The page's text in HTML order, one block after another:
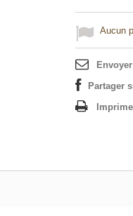
Aucun
Partager